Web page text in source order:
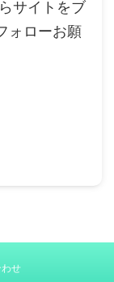
サイトをブ
ォローお願
せ